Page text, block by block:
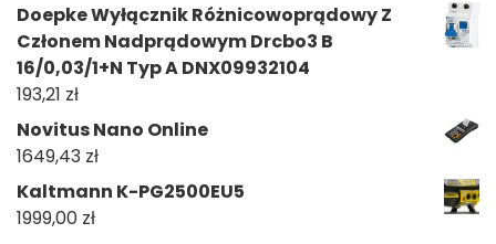
Doepke Wyłącznik Różnicowoprądowy Z
Członem Nadprądowym Drcbo3 B
16/0,03/1+N Typ A DNX09932104
193,21 zł
Novitus Nano Online
1649,43 zł
Kaltmann K-PG2500EU5
1999,00 zł